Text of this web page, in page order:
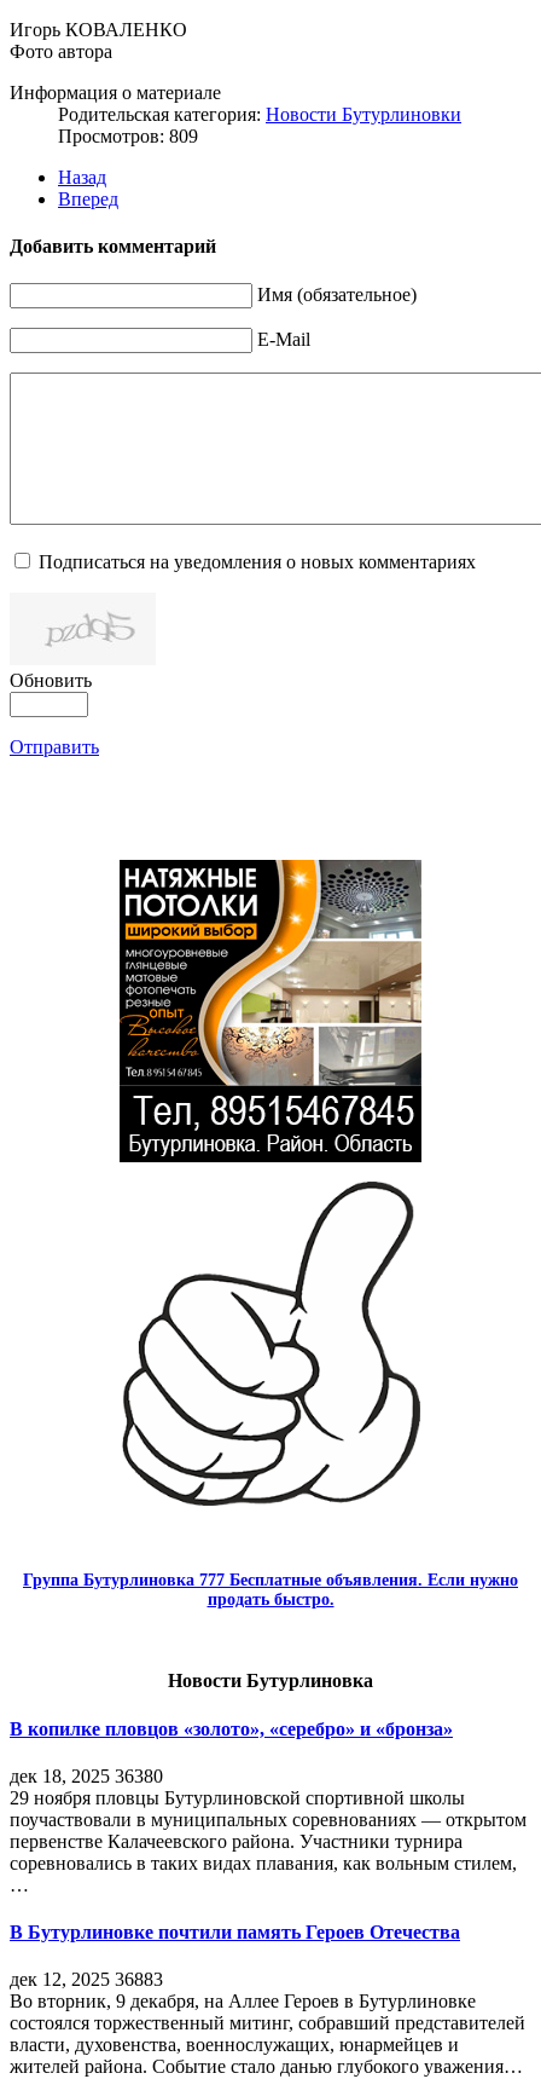
Игорь КОВАЛЕНКО
Фото автора
Информация о материале
Родительская категория: Новости Бутурлиновки
Просмотров: 809
Назад
Вперед
Добавить комментарий
Имя (обязательное)
E-Mail
Подписаться на уведомления о новых комментариях
Обновить
Отправить
Группа Бутурлиновка 777 Бесплатные объявления. Если нужно
продать быстро.
Новости Бутурлиновка
В копилке пловцов «золото», «серебро» и «бронза»
дек 18, 2025 36380
29 ноября пловцы Бутурлиновской спортивной школы
поучаствовали в муниципальных соревнованиях — открытом
первенстве Калачеевского района. Участники турнира
соревновались в таких видах плавания, как вольным стилем,
…
В Бутурлиновке почтили память Героев Отечества
дек 12, 2025 36883
Во вторник, 9 декабря, на Аллее Героев в Бутурлиновке
состоялся торжественный митинг, собравший представителей
власти, духовенства, военнослужащих, юнармейцев и
жителей района. Событие стало данью глубокого уважения…